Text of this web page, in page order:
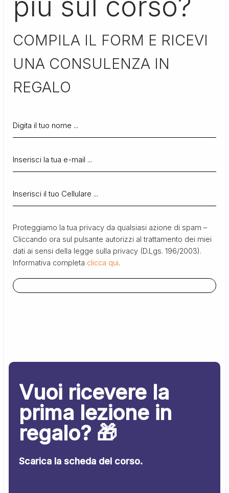
COMPILA IL FORM E RICEVI
UNA CONSULENZA IN
REGALO
Proteggiamo la tua privacy da qualsiasi azione di spam –
Cliccando ora sul pulsante autorizzi al trattamento dei miei
dati ai sensi della legge sulla privacy (D.Lgs. 196/2003).
Informativa completa clicca qui.
Vuoi ricevere la
prima lezione in
regalo? 🎁
Scarica la scheda del corso.